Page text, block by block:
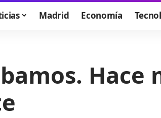
Madrid Economía
Hace